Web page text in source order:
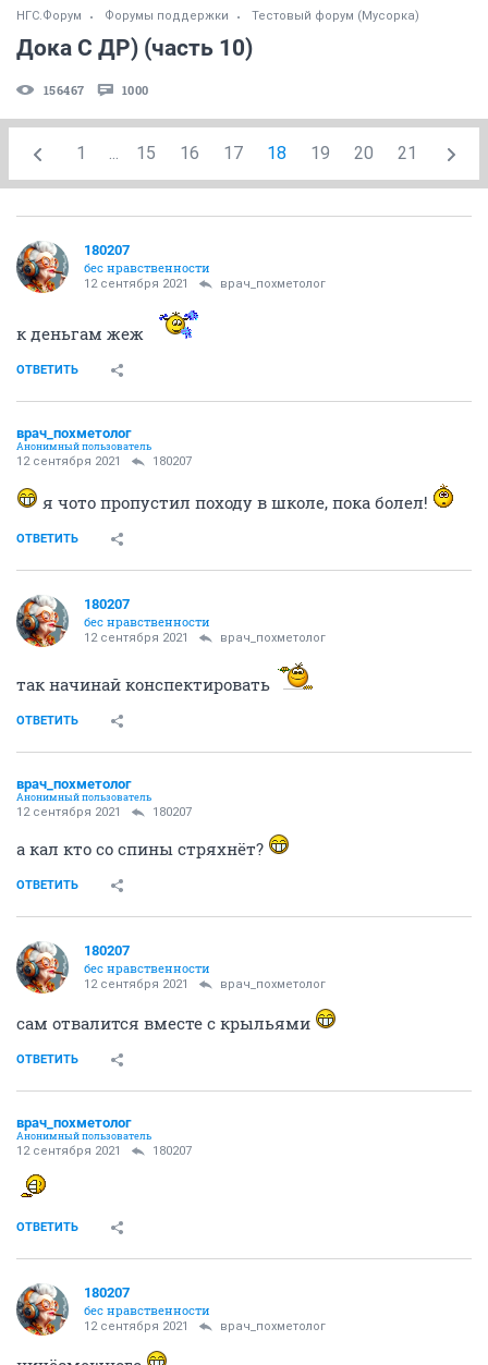
НГС.Форум Форумы поддержки Тестовый форум (Мусорка)
Дока С ДР) (часть 10)
156467 1000
1 ... 15 16 17 18 19 20 21
180207
бес нравственности
12 сентября 2021 врач_похметолог
к деньгам жеж
ОТВЕТИТЬ
врач_похметолог
Анонимный пользователь
12 сентября 2021 180207
я чото пропустил походу в школе, пока болел!
ОТВЕТИТЬ
180207
бес нравственности
12 сентября 2021 врач_похметолог
так начинай конспектировать
ОТВЕТИТЬ
врач_похметолог
Анонимный пользователь
12 сентября 2021 180207
а кал кто со спины стряхнёт?
ОТВЕТИТЬ
180207
бес нравственности
12 сентября 2021 врач_похметолог
сам отвалится вместе с крыльями
ОТВЕТИТЬ
врач_похметолог
Анонимный пользователь
12 сентября 2021 180207
ОТВЕТИТЬ
180207
бес нравственности
12 сентября 2021 врач_похметолог